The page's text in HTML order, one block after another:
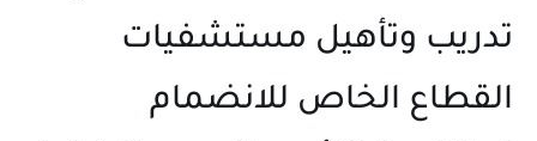
تدريب وتأهيل مستشفيات
القطاع الخاص للانضمام